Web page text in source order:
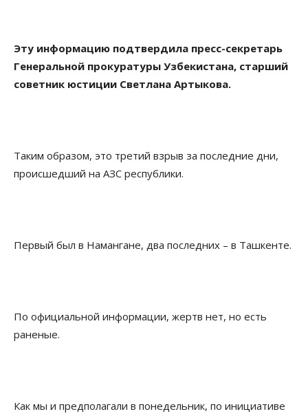
Эту информацию подтвердила пресс-секретарь
Генеральной прокуратуры Узбекистана, старший
советник юстиции Светлана Артыкова.
Таким образом, это третий взрыв за последние дни,
происшедший на АЗС республики.
Первый был в Намангане, два последних – в Ташкенте.
По официальной информации, жертв нет, но есть
раненые.
Как мы и предполагали в понедельник, по инициативе